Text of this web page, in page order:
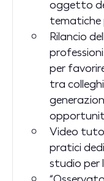
oggetto
tematiche
Rilancio
per
tra
Video
pratici
studio